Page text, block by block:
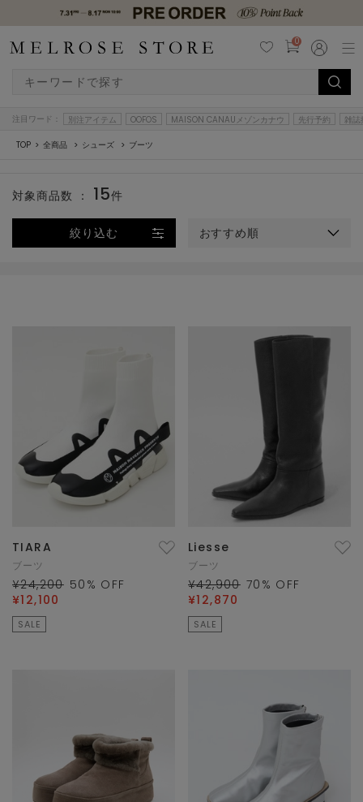
0
注目ワード： 別注アイテム OOFOS MAISON CANAUメゾンカナウ 先行予約 雑誌
TOP 全商品 シューズ ブーツ
絞り込む おすすめ順
対象商品数 ： 15件
TIARA
ブーツ
¥24,200 50 % OFF
¥12,100
SALE
Liesse
ブーツ
¥42,900 70 % OFF
¥12,870
SALE